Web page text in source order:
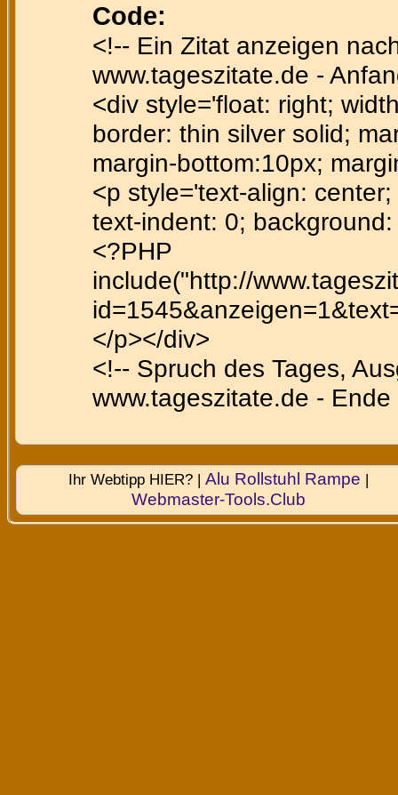
Code:
<!-- Ein Zitat anzeigen
www.tageszitate.de -
<div style='float: right;
border: thin silver solid;
margin-bottom:10px;
<p style='text-align:
text-indent: 0;
<?PHP
include("http://
</p></div>
<!-- Spruch des Tages,
www.tageszitate.de - Ende
Ihr Webtipp HIER? | Alu Rollstuhl Rampe |
Webmaster-Tools.Club